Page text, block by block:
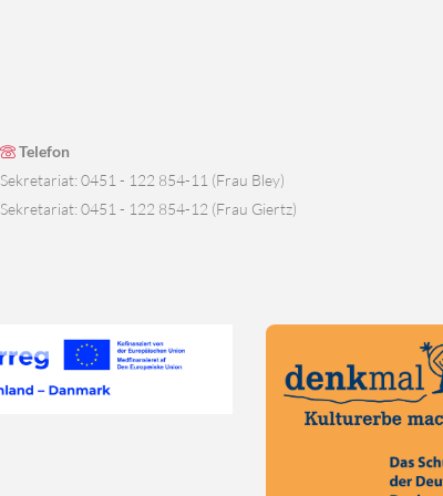
Telefon
Sekretariat: 0451 - 122 854-11 (Frau Bley)
Sekretariat: 0451 - 122 854-12 (Frau Giertz)